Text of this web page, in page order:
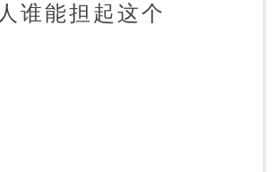
谁能担起这个